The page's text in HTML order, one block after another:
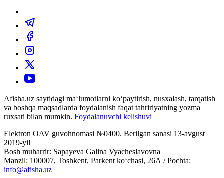
Afisha.uz saytidagi ma‘lumotlarni ko‘paytirish, nusxalash, tarqatish
va boshqa maqsadlarda foydalanish faqat tahririyatning yozma
ruxsati bilan mumkin. Foydalanuvchi kelishuvi
Elektron OAV guvohnomasi №0400. Berilgan sanasi 13-avgust
2019-yil
Bosh muharrir: Sapayeva Galina Vyacheslavovna
Manzil: 100007, Toshkent, Parkent ko‘chasi, 26А / Pochta:
info@afisha.uz